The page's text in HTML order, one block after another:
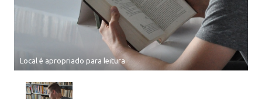
Local é apropriado para leitura